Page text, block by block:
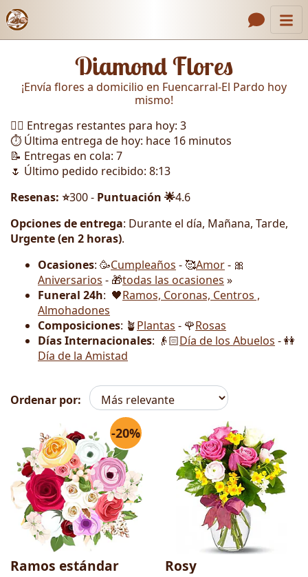
Enlaces de encabezado
Galería
Cómo Hacer un Pedido
Llámanos
Diamond Flores
¡Envía flores a domicilio en Fuencarral-El Pardo hoy
mismo!
🏃‍♂️ Entregas restantes para hoy: 3
⏱️ Última entrega de hoy: hace 16 minutos
📝 Entregas en cola: 7
🌷 Último pedido recibido: 8:13
Resenas: ⭐300 - Puntuación 🌟4.6
Opciones de entrega: Durante el día, Mañana, Tarde,
Urgente (en 2 horas).
Ocasiones: 🥳Cumpleaños - 🥰Amor- 🎀
Aniversarios - 🎁todas las ocasiones »
Funeral 24h: 🖤Ramos, Coronas, Centros ,
Almohadones
Composiciones: 🪴Plantas - 🌹Rosas
Días Internacionales: 👴🏻Día de los Abuelos - 👭
Día de la Amistad
Ordenar por:
Flores -20%
Ramos estándar Rosy